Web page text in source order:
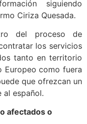
siguiendo
Ciriza Quesada.
del proceso de
los servicios
tanto en territorio
Europeo como fuera
que ofrezcan un
al español.
afectados o